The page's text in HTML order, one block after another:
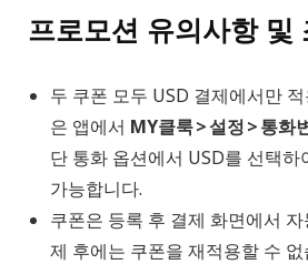
프로모션 유의사항 및
두 쿠폰 모두 USD 결제에서만
은 앱에서 MY클룩 > 설정 > 통화
단 통화 옵션에서 USD를 선택하
가능합니다.
쿠폰은 등록 후 결제 화면에서
제 후에는 쿠폰을 재적용할 수